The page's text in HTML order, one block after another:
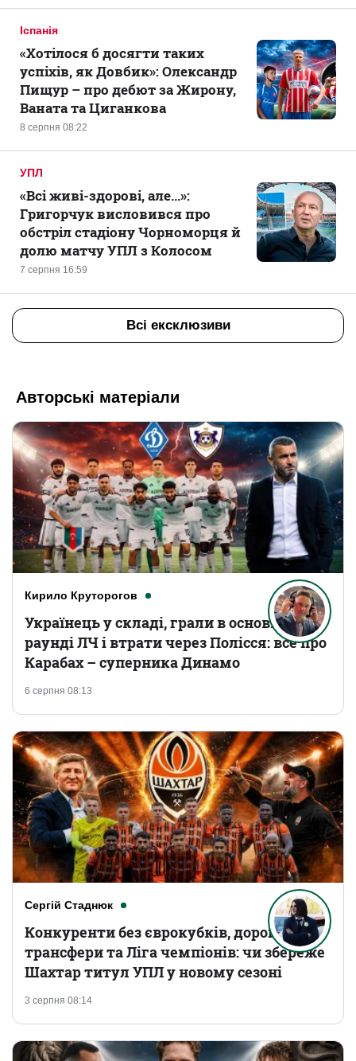
Іспанія
8 серпня 08:22
«Хотілося б досягти таких
успіхів, як Довбик»: Олександр
Пищур – про дебют за Жирону,
Ваната та Циганкова
УПЛ
7 серпня 16:59
«Всі живі-здорові, але...»:
Григорчук висловився про
обстріл стадіону Чорноморця й
долю матчу УПЛ з Колосом
Всі ексклюзиви
Авторські матеріали
Кирило Круторогов
6 серпня 08:13
Українець у складі, грали в основному
раунді ЛЧ і втрати через Полісся: все про
Карабах – суперника Динамо
Сергій Стаднюк
3 серпня 08:14
Конкуренти без єврокубків, дорогі
трансфери та Ліга чемпіонів: чи збереже
Шахтар титул УПЛ у новому сезоні